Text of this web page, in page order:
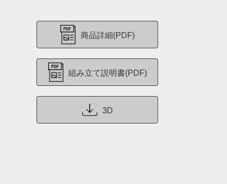
商品詳細(PDF)
組み立て説明書(PDF)
3D